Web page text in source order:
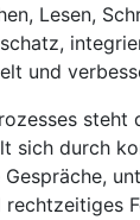
Lesen,
und
steht
sich durch